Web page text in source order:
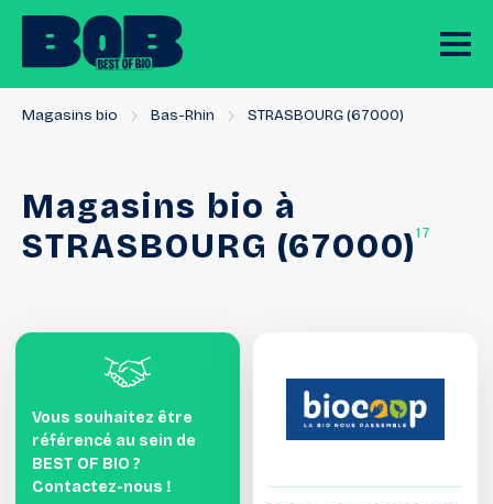
Magasins bio Bas-Rhin STRASBOURG (67000)
Magasins bio à
STRASBOURG (67000) 17
Vous souhaitez être
référencé au sein de
BEST OF BIO ?
Contactez-nous !